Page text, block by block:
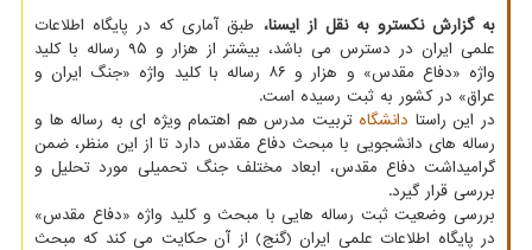
به گزارش نکسترو به نقل از ایسنا، طبق آماری که در پایگاه اطلاعات
علمی ایران در دسترس می باشد، بیشتر از هزار و ۹۵ رساله با کلید
واژه «دفاع مقدس» و هزار و ۸۶ رساله با کلید واژه «جنگ ایران و
عراق» در کشور به ثبت رسیده است.
در این راستا دانشگاه تربیت مدرس هم اهتمام ویژه ای به رساله ها و
رساله های دانشجویی با مبحث دفاع مقدس دارد تا از این منظر، ضمن
گرامیداشت دفاع مقدس، ابعاد مختلف جنگ تحمیلی مورد تحلیل و
بررسی قرار گیرد.
بررسی وضعیت ثبت رساله هایی با مبحث و کلید واژه «دفاع مقدس»
در پایگاه اطلاعات علمی ایران (گنج) از آن حکایت می کند که مبحث